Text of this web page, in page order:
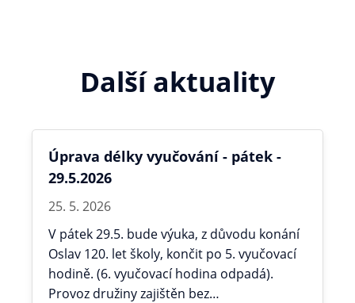
Další aktuality
Úprava délky vyučování - pátek -
29.5.2026
25. 5. 2026
V pátek 29.5. bude výuka, z důvodu konání
Oslav 120. let školy, končit po 5. vyučovací
hodině. (6. vyučovací hodina odpadá).
Provoz družiny zajištěn bez…